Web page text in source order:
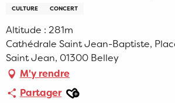
CULTURE CONCERT
Altitude : 281m
Cathédrale Saint Jean-Baptiste,
Saint Jean, 01300 Belley
M'y rendre
PartagerAjouter aux favoris